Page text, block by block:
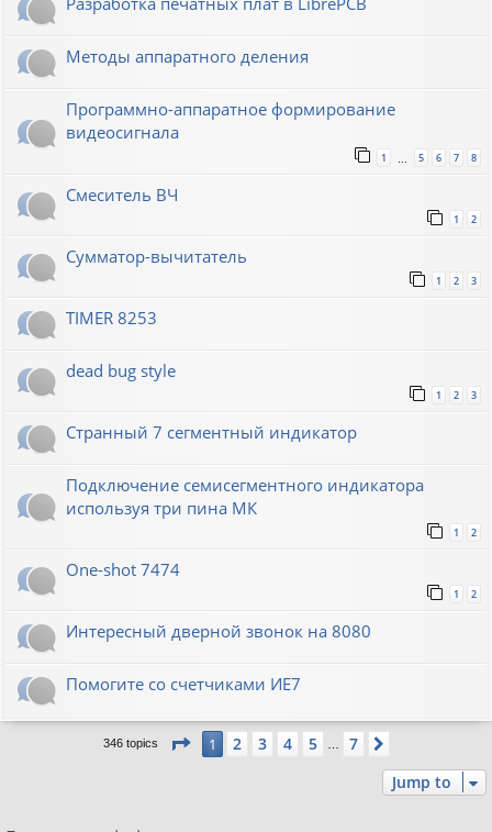
Методы аппаратного деления
Программно-аппаратное формирование
видеосигнала
1 5 6 7 8
Смеситель ВЧ
1 2
Сумматор-вычитатель
1 2 3
TIMER 8253
dead bug style
1 2 3
Странный 7 сегментный индикатор
Подключение семисегментного индикатора
используя три пина МК
1 2
One-shot 7474
1 2
Интересный дверной звонок на 8080
Помогите со счетчиками ИЕ7
346 topics Page 1of7
1 2 3 4 5 7
Jump to